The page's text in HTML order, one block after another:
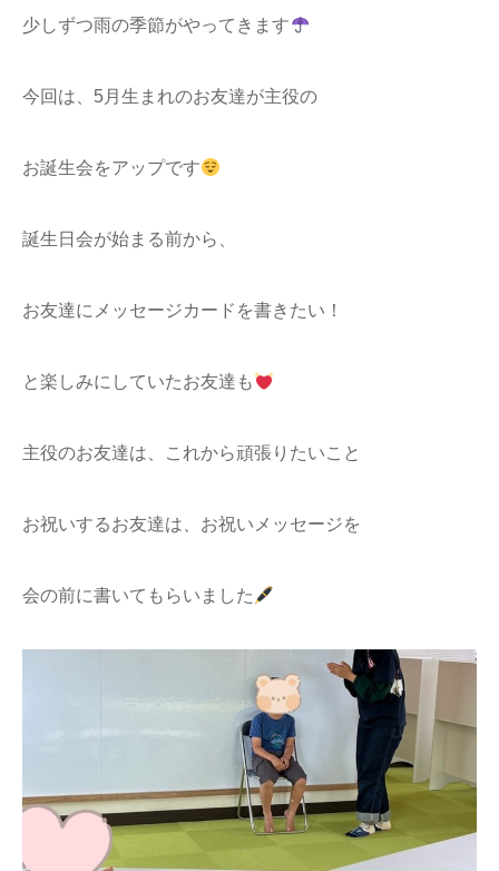
少しずつ雨の季節がやってきます
今回は、5月生まれのお友達が主役の
お誕生会をアップです
誕生日会が始まる前から、
お友達にメッセージカードを書きたい！
と楽しみにしていたお友達も
主役のお友達は、これから頑張りたいこと
お祝いするお友達は、お祝いメッセージを
会の前に書いてもらいました